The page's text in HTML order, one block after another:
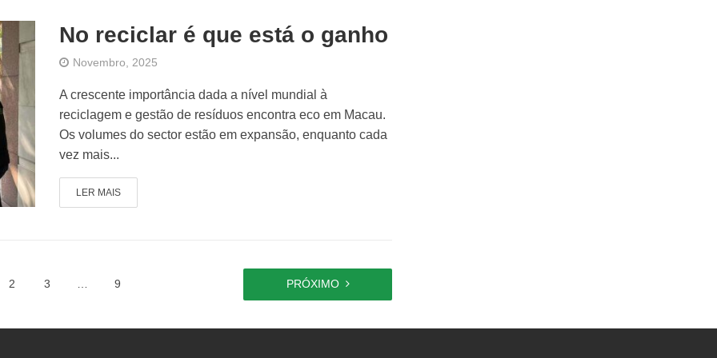
No reciclar é que está o ganho
Novembro, 2025
A crescente importância dada a nível mundial à
reciclagem e gestão de resíduos encontra eco em Macau.
Os volumes do sector estão em expansão, enquanto cada
vez mais...
LER MAIS
2 3 9 PRÓXIMO